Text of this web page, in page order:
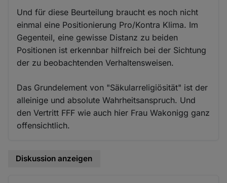
Und für diese Beurteilung braucht es noch nicht
einmal eine Positionierung Pro/Kontra Klima. Im
Gegenteil, eine gewisse Distanz zu beiden
Positionen ist erkennbar hilfreich bei der Sichtung
der zu beobachtenden Verhaltensweisen.
Das Grundelement von "Säkularreligiösität" ist der
alleinige und absolute Wahrheitsanspruch. Und
den Vertritt FFF wie auch hier Frau Wakonigg ganz
offensichtlich.
Diskussion anzeigen